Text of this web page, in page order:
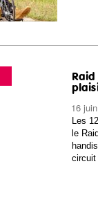
16
Les
le
circuit